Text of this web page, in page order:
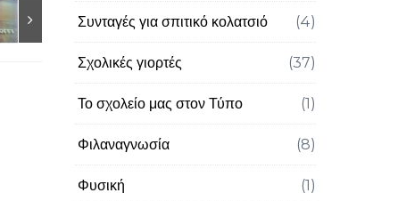
Συνταγές για σπιτικό κολατσιό (4)
Σχολικές γιορτές (37)
Το σχολείο μας στον Τύπο (1)
Φιλαναγνωσία (8)
Φυσική (1)